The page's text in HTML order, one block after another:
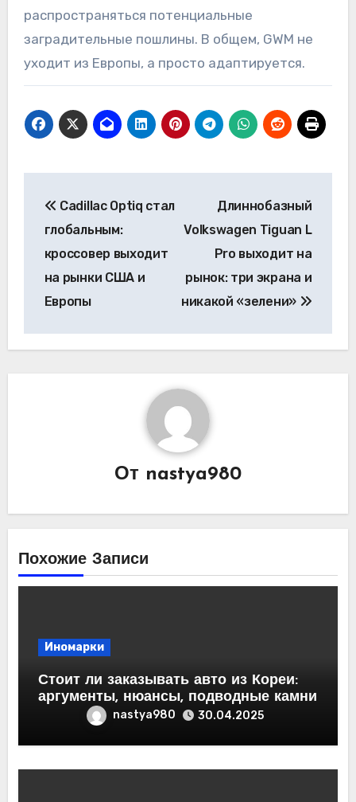
распространяться потенциальные
заградительные пошлины. В общем, GWM не
уходит из Европы, а просто адаптируется.
по
записям
Cadillac Optiq стал
глобальным:
кроссовер выходит
на рынки США и
Европы
Длиннобазный
Volkswagen Tiguan L
Pro выходит на
рынок: три экрана и
никакой «зелени»
От nastya980
Похожие Записи
Иномарки
Стоит ли заказывать авто из Кореи:
аргументы, нюансы, подводные камни
nastya980 30.04.2025